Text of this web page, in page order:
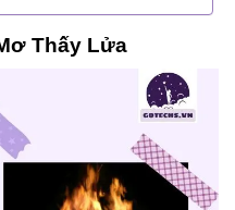
Thấy Lửa